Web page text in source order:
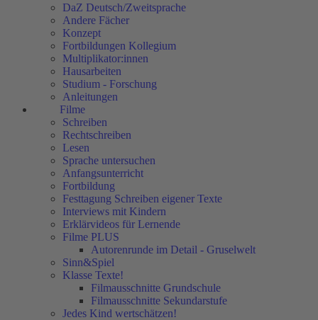
DaZ Deutsch/Zweitsprache
Andere Fächer
Konzept
Fortbildungen Kollegium
Multiplikator:innen
Hausarbeiten
Studium - Forschung
Anleitungen
Filme
Schreiben
Rechtschreiben
Lesen
Sprache untersuchen
Anfangsunterricht
Fortbildung
Festtagung Schreiben eigener Texte
Interviews mit Kindern
Erklärvideos für Lernende
Filme PLUS
Autorenrunde im Detail - Gruselwelt
Sinn&Spiel
Klasse Texte!
Filmausschnitte Grundschule
Filmausschnitte Sekundarstufe
Jedes Kind wertschätzen!